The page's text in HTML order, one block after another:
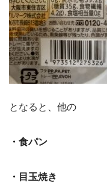
となると、他の
・食パン
・目玉焼き